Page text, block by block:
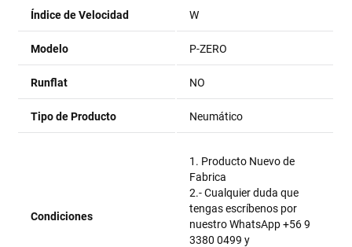
Índice de Velocidad W
Modelo P-ZERO
Runflat NO
Tipo de Producto Neumático
Condiciones
1. Producto Nuevo de
Fabrica
2.- Cualquier duda que
tengas escríbenos por
nuestro WhatsApp +56 9
3380 0499 y